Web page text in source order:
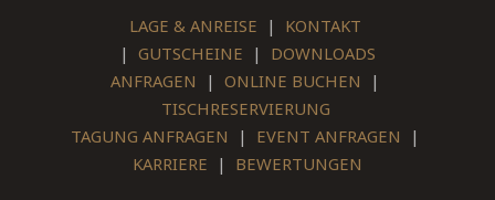
LAGE & ANREISE | KONTAKT
| GUTSCHEINE | DOWNLOADS
ANFRAGEN | ONLINE BUCHEN |
TISCHRESERVIERUNG
TAGUNG ANFRAGEN | EVENT ANFRAGEN |
KARRIERE | BEWERTUNGEN